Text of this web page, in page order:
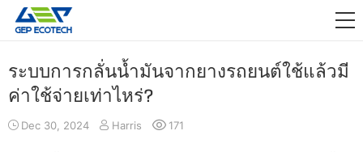
แอปพลิเคชัน
ข่าวสารและข้อมูล
เกี่ยวกับเรา
ติดต่อเรา
ระบบการกลั่นน้ำมันจากยางรถยนต์ใช้แล้วมี
ค่าใช้จ่ายเท่าไหร่?
Dec 30, 2024 Harris 171